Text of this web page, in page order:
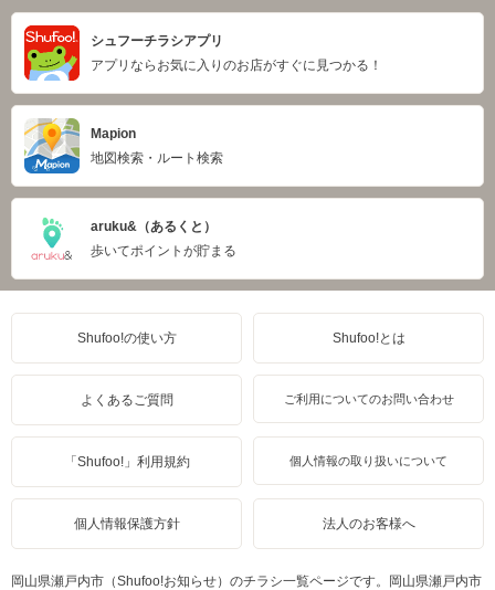
シュフーチラシアプリ
アプリならお気に入りのお店がすぐに見つかる！
Mapion
地図検索・ルート検索
aruku&（あるくと）
歩いてポイントが貯まる
Shufoo!の使い方 Shufoo!とは
よくあるご質問 ご利用についてのお問い合わせ
「Shufoo!」利用規約 個人情報の取り扱いについて
個人情報保護方針 法人のお客様へ
岡山県瀬戸内市（Shufoo!お知らせ）のチラシ一覧ページです。岡山県瀬戸内市